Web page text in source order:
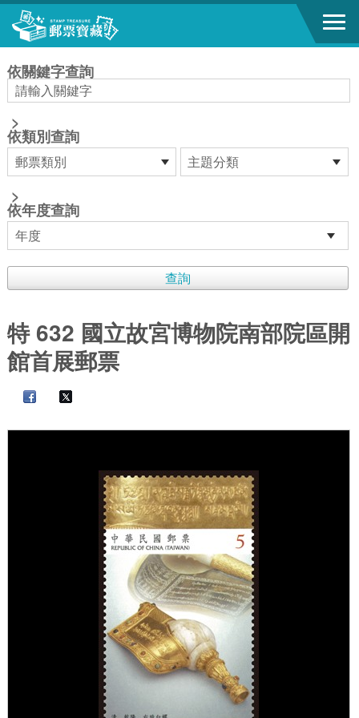
跳到主要內容區塊
依關鍵字查詢
>
依類別查詢
>
依年度查詢
特 632 國立故宮博物院南部院區開
館首展郵票